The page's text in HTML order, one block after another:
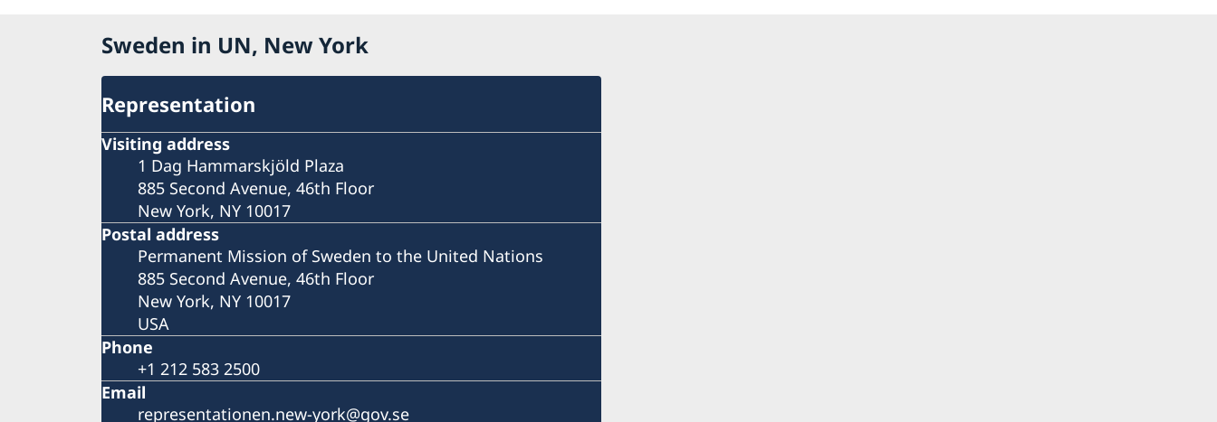
Sweden in UN, New York
Representation
Visiting address
1 Dag Hammarskjöld Plaza
885 Second Avenue, 46th Floor
New York, NY 10017
Postal address
Permanent Mission of Sweden to the United Nations
885 Second Avenue, 46th Floor
New York, NY 10017
USA
Phone
+1 212 583 2500
Email
representationen.new-york@gov.se